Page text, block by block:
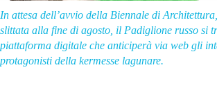
In attesa dell’avvio della Biennale di
slittata alla fine di agosto, il Padiglione russo si
piattaforma digitale che anticiperà via web gli
protagonisti della kermesse lagunare.